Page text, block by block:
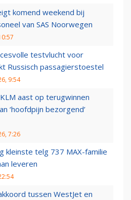
komend weekend bij
van SAS Noorwegen
testvlucht voor
Russisch passagierstoestel
9:54
aast op terugwinnen
‘hoofdpijn bezorgend’
7:26
kleinste telg 737 MAX-familie
leveren
tussen WestJet en